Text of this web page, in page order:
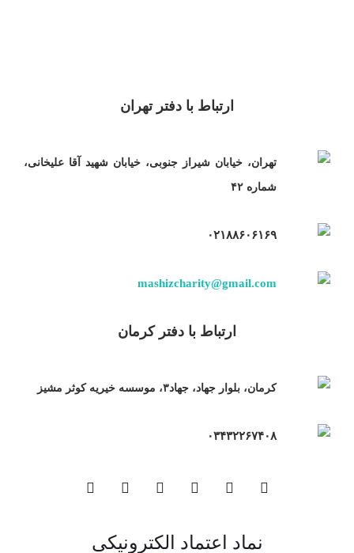
ارتباط با دفتر تهران
تهران، خیابان شیراز جنوبی، خیابان شهید آقا علیخانی،
شماره ۴۲
۰۲۱۸۸۶۰۶۱۶۹
mashizcharity@gmail.com
ارتباط با دفتر کرمان
کرمان، بلوار جهاد، جهاد۳، موسسه خیریه کوثر مشیز
۰۳۴۳۲۲۶۷۴۰۸
نماد اعتماد الکترونیکی